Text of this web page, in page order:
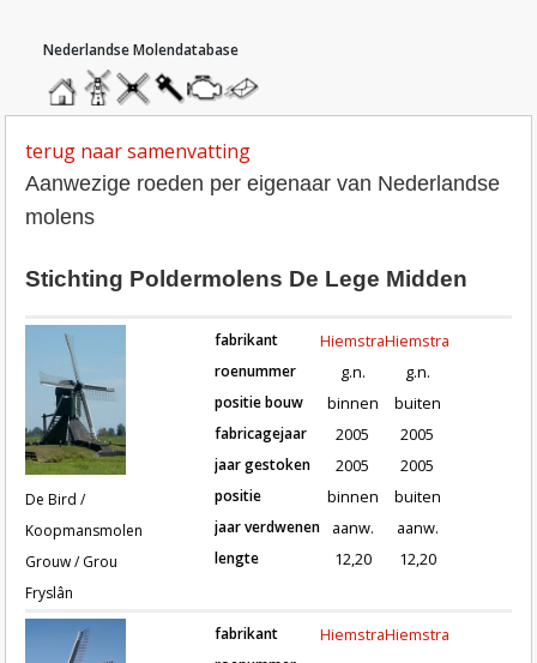
homemolendatabase
roedendatabase
assendatabase
motorendatabase
stuur
een
terug naar samenvatting
Aanwezige roeden per eigenaar van Nederlandse
molens
Stichting Poldermolens De Lege Midden
De Bird /
Koopmansmolen
Grouw / Grou
Fryslân
Roeden van molen De Bird /
fabrikant
roenummer
positie bouw
fabricagejaar
jaar gestoken
positie
jaar verdwenen
lengte
Hiemstra
g.n.
binnen
2005
2005
binnen
aanw.
12,20
Hiemstra
g.n.
buiten
2005
2005
buiten
aanw.
12,20
fabrikant
HiemstraHiemstra